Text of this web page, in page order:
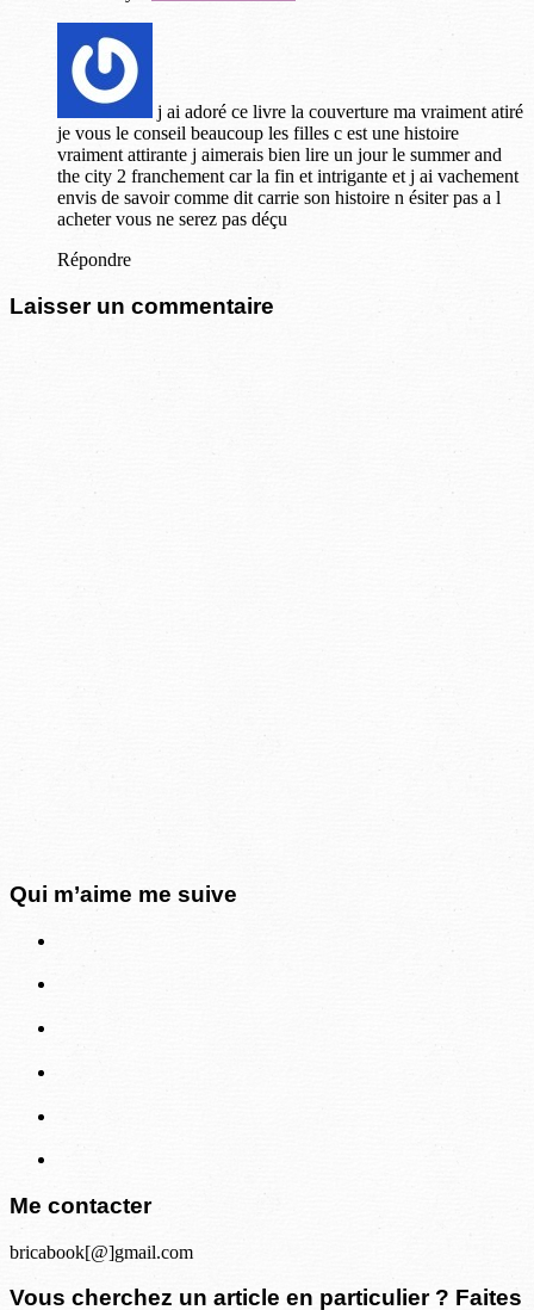
j ai adoré ce livre la couverture ma vraiment atiré
je vous le conseil beaucoup les filles c est une histoire
vraiment attirante j aimerais bien lire un jour le summer and
the city 2 franchement car la fin et intrigante et j ai vachement
envis de savoir comme dit carrie son histoire n ésiter pas a l
acheter vous ne serez pas déçu
Répondre
Laisser un commentaire
Qui m’aime me suive
Me contacter
bricabook[@]gmail.com
Vous cherchez un article en particulier ? Faites